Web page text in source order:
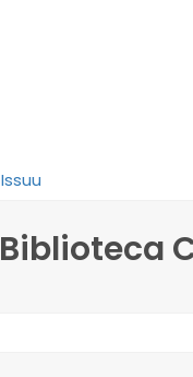
Issuu
Biblioteca